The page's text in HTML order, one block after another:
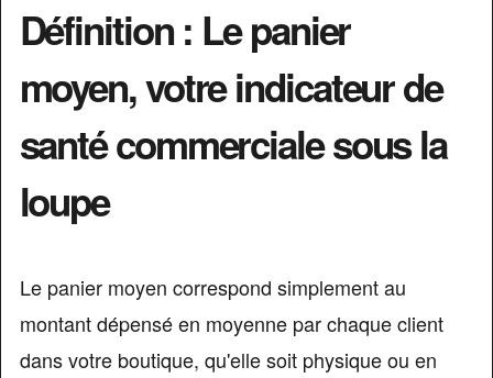
Définition : Le panier
moyen, votre indicateur de
santé commerciale sous la
loupe
Le panier moyen correspond simplement au
montant dépensé en moyenne par chaque client
dans votre boutique, qu'elle soit physique ou en